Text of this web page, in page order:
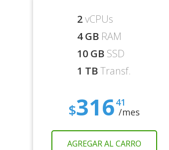
2vCPUs
4 GB RAM
10 GB SSD
1 TBTransf.
$31641
/mes
AGREGAR AL CARRO